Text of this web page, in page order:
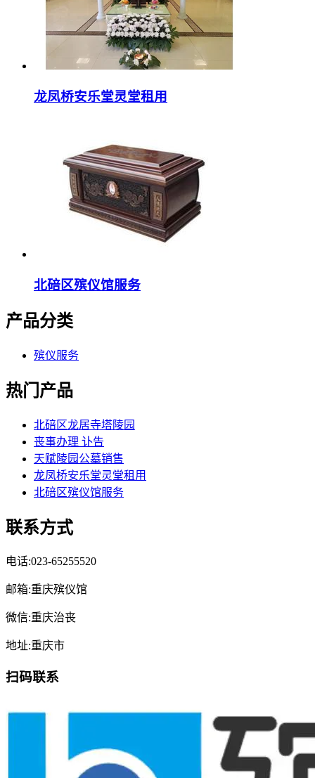
龙凤桥安乐堂灵堂租用
北碚区殡仪馆服务
产品分类
殡仪服务
热门产品
北碚区龙居寺塔陵园
丧事办理 讣告
天赋陵园公墓销售
龙凤桥安乐堂灵堂租用
北碚区殡仪馆服务
联系方式
电话:023-65255520
邮箱:重庆殡仪馆
微信:重庆治丧
地址:重庆市
扫码联系